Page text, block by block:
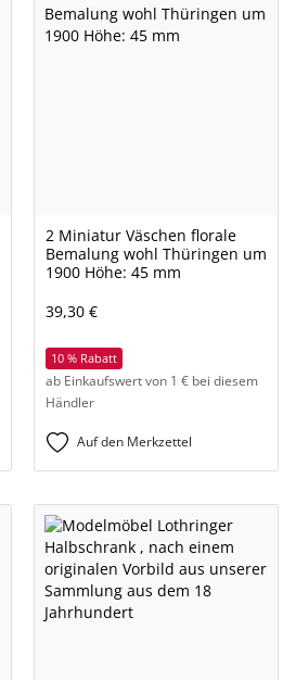
2 Miniatur Väschen florale
Bemalung wohl Thüringen um
1900 Höhe: 45 mm
39,30 €
10 % Rabatt
ab Einkaufswert von 1 € bei diesem
Händler
Auf den Merkzettel